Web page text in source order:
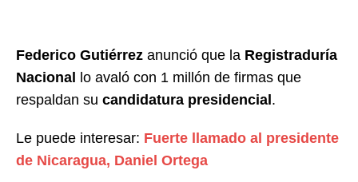
Federico Gutiérrez anunció que la Registraduría
Nacional
lo avaló con 1 millón de firmas que
respaldan su candidatura presidencial .
Le puede interesar: Fuerte llamado al presidente
de Nicaragua, Daniel Ortega